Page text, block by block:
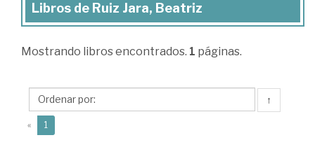
Libros
Ruiz
Beatriz
Libros de Ruiz Jara, Beatriz
Mostrando libros encontrados. 1 páginas.
↑
« 1